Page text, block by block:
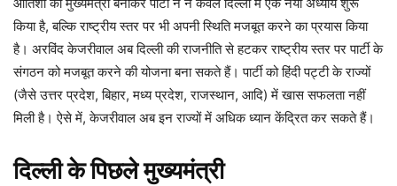
किया है, बल्कि राष्ट्रीय स्तर पर भी अपनी स्थिति मजबूत करने का प्रयास किया
है। अरविंद केजरीवाल अब दिल्ली की राजनीति से हटकर राष्ट्रीय स्तर पर पार्टी के
संगठन को मजबूत करने की योजना बना सकते हैं। पार्टी को हिंदी पट्टी के राज्यों
(जैसे उत्तर प्रदेश, बिहार, मध्य प्रदेश, राजस्थान, आदि) में खास सफलता नहीं
मिली है। ऐसे में, केजरीवाल अब इन राज्यों में अधिक ध्यान केंद्रित कर सकते हैं।
दिल्ली के पिछले मुख्यमंत्री